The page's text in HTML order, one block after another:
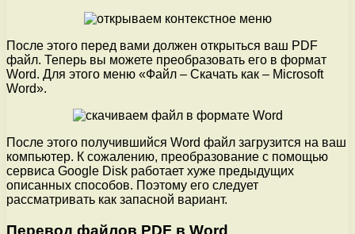
После этого перед вами должен открыться ваш PDF
файл. Теперь вы можете преобразовать его в формат
Word. Для этого меню «Файл – Скачать как – Microsoft
Word».
После этого получившийся Word файл загрузится на ваш
компьютер. К сожалению, преобразование с помощью
сервиса Google Disk работает хуже предыдущих
описанных способов. Поэтому его следует
рассматривать как запасной вариант.
Перевод файлов PDF в Word